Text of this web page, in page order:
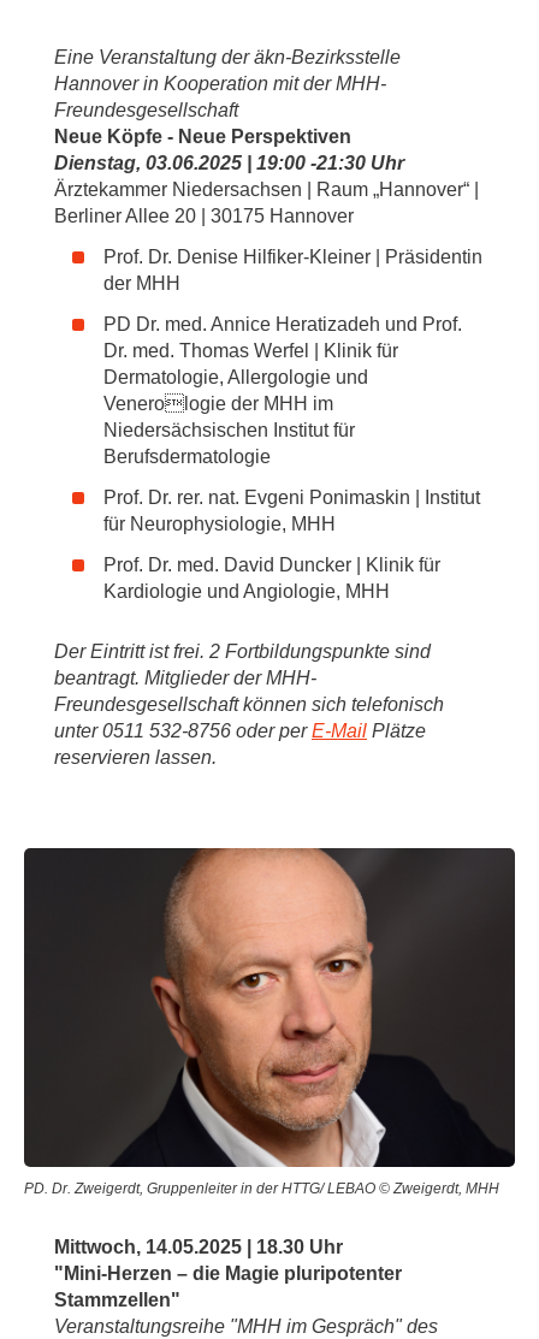
Eine Veranstaltung der äkn-Bezirksstelle
Hannover in Kooperation mit der MHH-
Freundesgesellschaft
Neue Köpfe - Neue Perspektiven
Dienstag, 03.06.2025 | 19:00 -21:30 Uhr
Ärztekammer Niedersachsen | Raum „Hannover“ |
Berliner Allee 20 | 30175 Hannover
Prof. Dr. Denise Hilfiker-Kleiner | Präsidentin
der MHH
PD Dr. med. Annice Heratizadeh und Prof.
Dr. med. Thomas Werfel | Klinik für
Dermatologie, Allergologie und
Venerologie der MHH im
Niedersächsischen Institut für
Berufsdermatologie
Prof. Dr. rer. nat. Evgeni Ponimaskin | Institut
für Neurophysiologie, MHH
Prof. Dr. med. David Duncker | Klinik für
Kardiologie und Angiologie, MHH
Der Eintritt ist frei. 2 Fortbildungspunkte sind
beantragt. Mitglieder der MHH-
Freundesgesellschaft können sich telefonisch
unter 0511 532-8756 oder perE-Mail Plätze
reservieren lassen.
PD. Dr. Zweigerdt, Gruppenleiter in der HTTG/ LEBAO © Zweigerdt, MHH
Mittwoch, 14.05.2025 | 18.30 Uhr
"Mini-Herzen – die Magie pluripotenter
Stammzellen"
Veranstaltungsreihe "MHH im Gespräch" des